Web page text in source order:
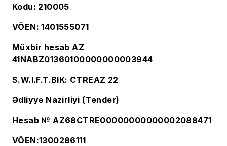
Kodu: 210005
VÖEN: 1401555071
Müxbir hesab AZ
41NABZ01360100000000003944
S.W.I.F.T.BIK: CTREAZ 22
Ədliyyə Nazirliyi (Tender)
Hesab № AZ68CTRE00000000000002088471
VÖEN:1300286111